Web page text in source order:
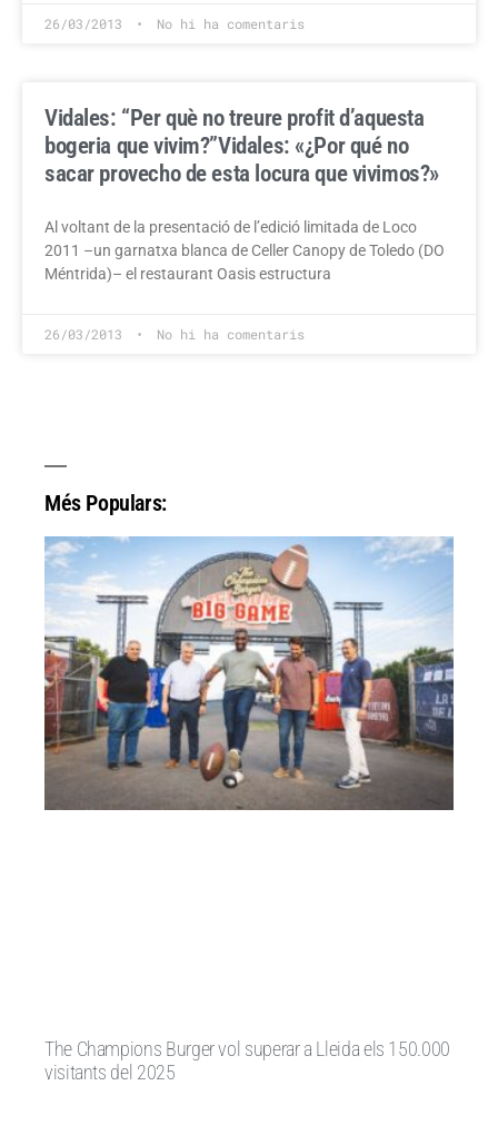
26/03/2013 No hi ha comentaris
Vidales: “Per què no treure profit d’aquesta
bogeria que vivim?”Vidales: «¿Por qué no
sacar provecho de esta locura que vivimos?»
Al voltant de la presentació de l’edició limitada de Loco
2011 –un garnatxa blanca de Celler Canopy de Toledo (DO
Méntrida)– el restaurant Oasis estructura
26/03/2013 No hi ha comentaris
Més Populars:
The Champions Burger vol superar a Lleida els 150.000
visitants del 2025